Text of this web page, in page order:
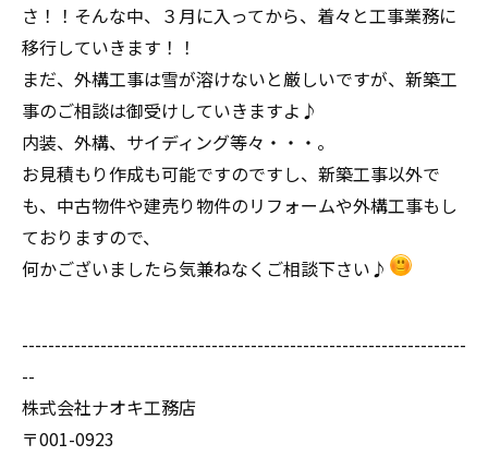
さ！！そんな中、３月に入ってから、着々と工事業務に
移行していきます！！
まだ、外構工事は雪が溶けないと厳しいですが、新築工
事のご相談は御受けしていきますよ♪
内装、外構、サイディング等々・・・。
お見積もり作成も可能ですのですし、新築工事以外で
も、中古物件や建売り物件のリフォームや外構工事もし
ておりますので、
何かございましたら気兼ねなくご相談下さい♪
--------------------------------------------------------------------
--
株式会社ナオキ工務店
〒001-0923